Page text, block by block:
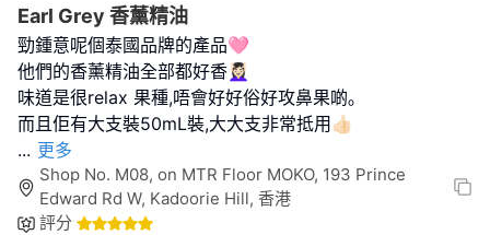
Earl Grey 香薰精油
勁鍾意呢個泰國品牌的產品🩷
他們的香薰精油全部都好香💆🏻‍♀️
味道是很relax 果種,唔會好好俗好攻鼻果啲｡
... 更多
Shop No. M08, on MTR Floor MOKO, 193 Prince
Edward Rd W, Kadoorie Hill, 香港
評分